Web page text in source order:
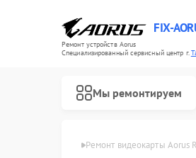
FIX-
Ремонт устройств Aorus
Специализированный cервисный центр г.
Мы ремонтируем
Ремонт видеокарты Aorus